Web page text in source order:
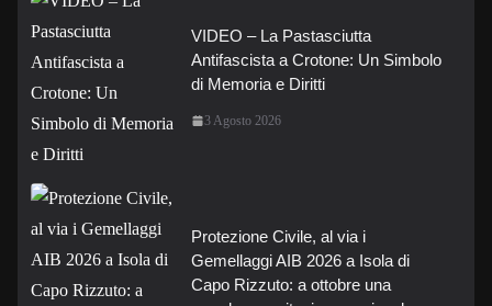
VIDEO – La Pastasciutta
Antifascista a Crotone: Un Simbolo
di Memoria e Diritti
3 Agosto 2026
Protezione Civile, al via i
Gemellaggi AIB 2026 a Isola di
Capo Rizzuto: a ottobre una